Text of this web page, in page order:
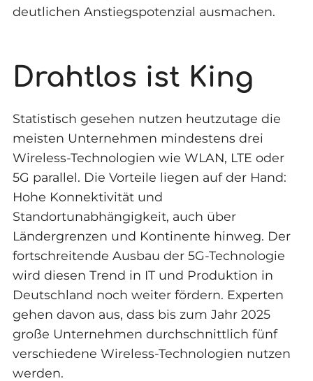
deutlichen Anstiegspotenzial ausmachen.
Drahtlos ist King
Statistisch gesehen nutzen heutzutage die
meisten Unternehmen mindestens drei
Wireless-Technologien wie WLAN, LTE oder
5G parallel. Die Vorteile liegen auf der Hand:
Hohe Konnektivität und
Standortunabhängigkeit, auch über
Ländergrenzen und Kontinente hinweg. Der
fortschreitende Ausbau der 5G-Technologie
wird diesen Trend in IT und Produktion in
Deutschland noch weiter fördern. Experten
gehen davon aus, dass bis zum Jahr 2025
große Unternehmen durchschnittlich fünf
verschiedene Wireless-Technologien nutzen
werden.